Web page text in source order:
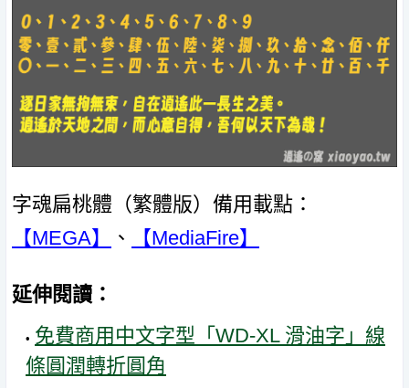
字魂扁桃體（繁體版）備用載點：
【MEGA】
、 【MediaFire】
延伸閱讀：
免費商用中文字型「WD-XL 滑油字」線
條圓潤轉折圓角